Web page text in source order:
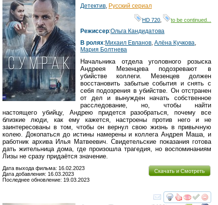
Детектив, Русский сериал
HD 720 to be continued...
Режиссер:Ольга Кандидатова
В ролях:Михаил Евланов, Алёна Кучкова,
Мария Болтнева
Начальника отдела уголовного розыска
Андреея Мезенцева подозревают в
убийстве коллеги. Мезенцев должен
восстановить забытые события и снять с
себя подозрения в убийстве. Он отстранен
от дел и вынужден начать собственное
расследование, но, чтобы найти
настоящего убийцу, Андрею придется разобраться, почему все
близкие люди, как ему кажется, настроены против него и не
заинтересованы в том, чтобы он вернул свою жизнь в привычную
колею. Докопаться до истины намерены и коллега Андрея Маша, и
работник архива Илья Матвеевич. Свидетельские показания готова
дать жительница дома, где произошла трагедия, но воспоминаниям
Лизы не сразу придаётся значение.
Скачать и Смотреть
Дата выхода фильма: 16.02.2023
Дата добавления: 16.03.2023
Последнее обновление: 19.03.2023
смотреть